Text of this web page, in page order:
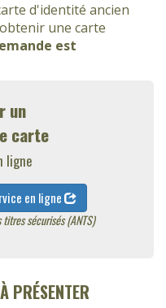
d'identité ancien
une carte
est
un
carte
ligne
en ligne
sécurisés (ANTS)
PRÉSENTER